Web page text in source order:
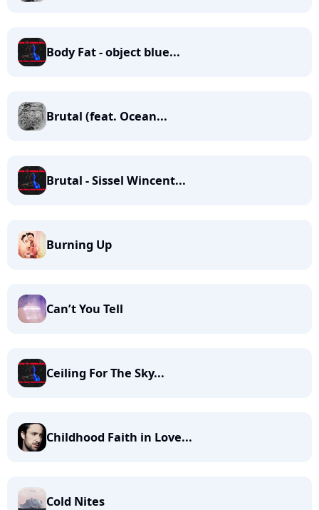
Body Fat - object blue...
Brutal (feat. Ocean...
Brutal - Sissel Wincent...
Burning Up
Can’t You Tell
Ceiling For The Sky...
Childhood Faith in Love...
Cold Nites